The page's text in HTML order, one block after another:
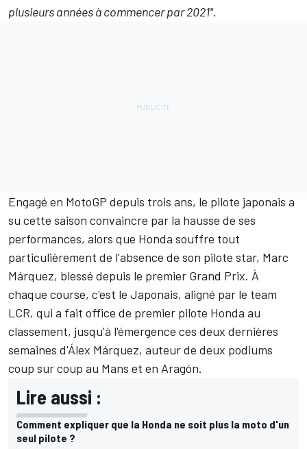
plusieurs années à commencer par 2021".
Engagé en MotoGP depuis trois ans, le pilote japonais a
su cette saison convaincre par la hausse de ses
performances, alors que Honda souffre tout
particulièrement de l'absence de son pilote star, Marc
Márquez, blessé depuis le premier Grand Prix. À
chaque course, c'est le Japonais, aligné par le team
LCR, qui a fait office de premier pilote Honda au
classement, jusqu'à l'émergence ces deux dernières
semaines d'Álex Márquez, auteur de deux podiums
coup sur coup au Mans et en Aragón.
Lire aussi :
Comment expliquer que la Honda ne soit plus la moto d'un
seul pilote ?